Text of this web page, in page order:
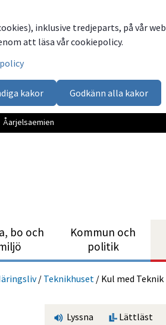
inklusive tredjeparts, på vår
att läsa vår cookiepolicy.
kakor Godkänn alla kakor
Åarjelsaemien
bo och
Kommun och
politik
/ Teknikhuset / Kul med
Lyssna Lättläst